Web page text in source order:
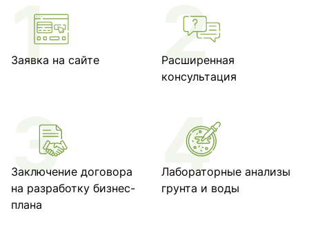
Заявка на сайте
Расширенная
консультация
Заключение договора
на разработку бизнес-
плана
Лабораторные анализы
грунта и воды